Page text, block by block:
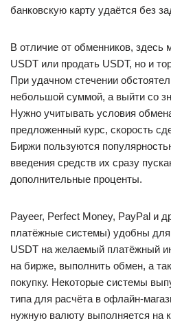
банковскую карту удаётся без
В отличие от обменников, здесь
USDT или продать USDT, но и
При удачном стечении
небольшой суммой, а выйти со
Нужно учитывать условия
предложенный курс, скорость
Биржи пользуются
введения средств их сразу
дополнительные проценты.
Payeer, Perfect Money, PayPal и
платёжные системы) удобны для
USDT на желаемый платёжный
на бирже, выполнить обмен, а
покупку. Некоторые системы
типа для расчёта в офлайн-
нужную валюту выполняется на